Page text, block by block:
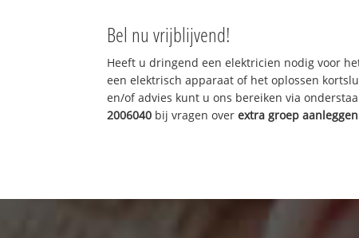
Bel nu vrijblijvend!
Heeft u dringend een elektricien nodig voor
een elektrisch apparaat of het oplossen
en/of advies kunt u ons bereiken via
2006040 bij vragen overextra groep aanleggen